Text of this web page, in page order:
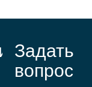
сад.
Задать
вопрос